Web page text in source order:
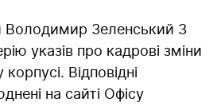
Володимир Зеленський 3
указів про кадрові зміни
Відповідні
на сайті Офісу